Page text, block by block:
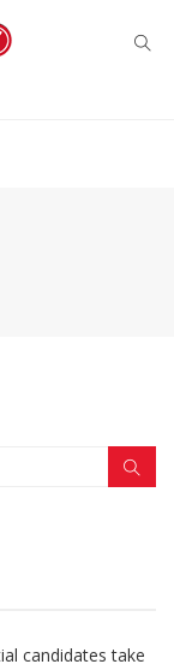
candidates take